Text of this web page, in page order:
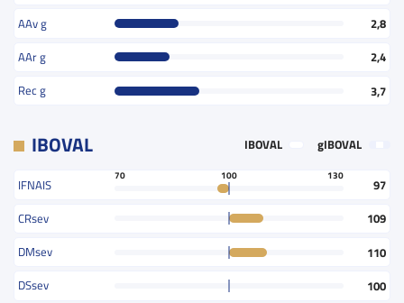
AAv g
2,8
AAr g
2,4
Rec g
3,7
IBOVAL IBOVAL gIBOVAL
IFNAIS
70 100 130
97
CRsev
109
DMsev
110
DSsev
100